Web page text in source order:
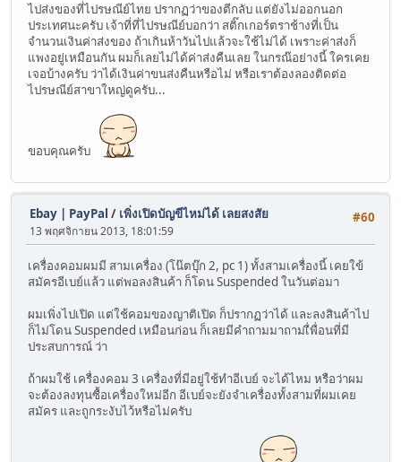
ไปส่งของที่ไปรษณีย์ไทย ปรากฏว่าของตีกลับ แต่ยังไม่ออกนอก
ประเทศนะครับ เจ้าที่ที่ไปรษณีย์บอกว่า สติ๊กเกอร์ตราช้างที่เป็น
จำนวนเงินค่าส่งของ ถ้าเกินห้าวันไปแล้วจะใช้ไม่ได้ เพราะค่าส่งก็
แพงอยู่เหมือนกัน ผมก็เลยไม่ได้ค่าส่งคืนเลย ในกรณ๊อย่างนี้ ใครเคย
เจอบ้างครับ ว่าได้เงินค่าขนส่งคืนหรือไม่ หรือเราต้องลองติดต่อ
ไปรษณีย์สาขาใหญ่ดูครับ...
ขอบคุณครับ
#60
Ebay | PayPal / เพิ่งเปิดบัญขีไหม่ได้ เลยสงสัย
13 พฤศจิกายน 2013, 18:01:59
เครื่องคอมผมมี สามเครื่อง (โน๊ตบุ๊ก 2, pc 1) ทั้งสามเครื่องนี้ เคยใข้
สมัครอีเบย์แล้ว แต่พอลงสินค้า ก็โดน Suspended ในวันต่อมา
ผมเพิ่งไปเปิด แต่ใช้คอมของญาติเปิด ก็ปรากฏว่าได้ และลงสินค้าไป
ก็ไม่โดน Suspended เหมือนก่อน ก็เลยมีคำถามมาถามเื่พื่อนที่มี
ประสบการณ์ ว่า
ถ้าผมใช้ เครื่องคอม 3 เครื่องที่มีอยู่ใช้ทำอีเบย์ จะได้ไหม หรือว่าผม
จะต้องลงทุนซื้อเครื่องใหม่อีก อีเบย์จะยังจำเครื่องทั้งสามที่ผมเคย
สมัคร และถูกระงับไว้หรือไม่ครับ